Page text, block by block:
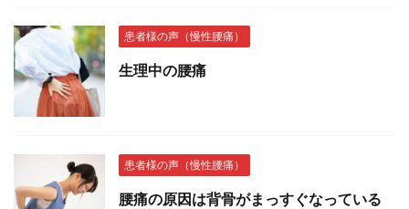
患者様の声（慢性腰痛）
生理中の腰痛
患者様の声（慢性腰痛）
腰痛の原因は背骨がまっすぐなっている